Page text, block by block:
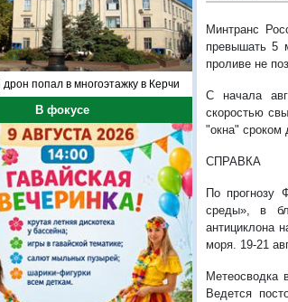
попал в многоэтажку в Керчи
В фокусе
Минтранс
превышать 5
проливе не
С начала
скоростью
"окна" сроком
СПРАВКА
По прогнозу
среды», в
антициклона
моря. 19-21
Метеосводка
Ведется